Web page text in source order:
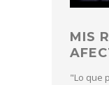
MIS
"Lo que